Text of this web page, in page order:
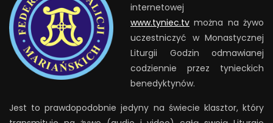
internetowej
www.tyniec.tv można na żywo
uczestniczyć w Monastycznej
Liturgii Godzin odmawianej
codziennie przez tynieckich
benedyktynów.
Jest to prawdopodobnie jedyny na świecie klasztor, który